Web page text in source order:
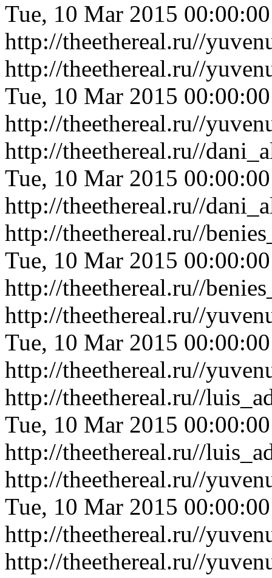
Tue, 10 Mar 2015
http://theethereal.ru//
http://theethereal.ru//
Tue, 10 Mar 2015
http://theethereal.ru//
http://theethereal.ru//
Tue, 10 Mar 2015
http://theethereal.ru//
http://theethereal.ru//
Tue, 10 Mar 2015
http://theethereal.ru//
http://theethereal.ru//
Tue, 10 Mar 2015
http://theethereal.ru//
http://theethereal.ru//
Tue, 10 Mar 2015
http://theethereal.ru//
http://theethereal.ru//
Tue, 10 Mar 2015
http://theethereal.ru//
http://theethereal.ru//